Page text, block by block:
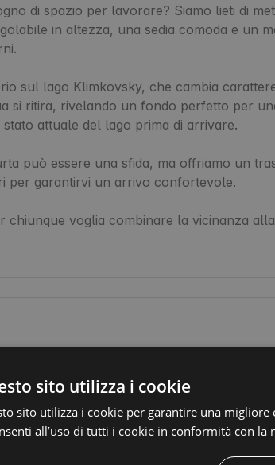
di spazio per lavorare? Siamo lieti di
in altezza, una sedia comoda e un
sul lago Klimkovsky, che cambia
si ritira, rivelando un fondo perfetto per
attuale del lago prima di arrivare.
può essere una sfida, ma offriamo un
per garantirvi un arrivo confortevole.
chiunque voglia combinare la vicinanza
Falò
Bidoni della
Vasca idromassaggio
Biancheria da letto
sito utilizza i cookie
sito utilizza i cookie per garantire una migliore
all’uso di tutti i cookie in conformità con la